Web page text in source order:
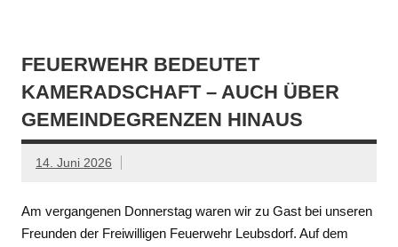
FEUERWEHR BEDEUTET
KAMERADSCHAFT – AUCH ÜBER
GEMEINDEGRENZEN HINAUS
14. Juni 2026
Am vergangenen Donnerstag waren wir zu Gast bei unseren
Freunden der Freiwilligen Feuerwehr Leubsdorf. Auf dem